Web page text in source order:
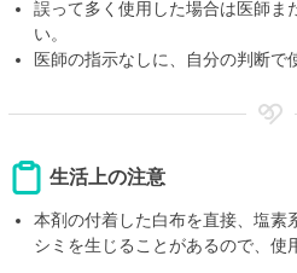
誤って多く使用した場合は医師ま
い。
医師の指示なしに、自分の判断で
生活上の注意
本剤の付着した白布を直接、塩素
シミを生じることがあるので、使